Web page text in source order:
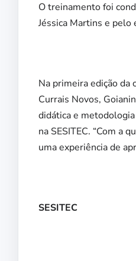
O treinamento foi
Jéssica Martins e pelo
Na primeira edição da
Currais Novos,
didática e
na SESITEC. “Com a
uma experiência de
SESITEC